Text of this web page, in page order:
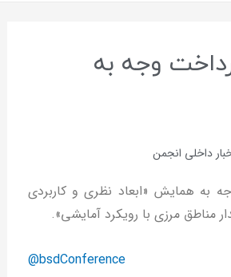
وجه به
داخلی انجمن
به همایش «ابعاد نظری و کاربردی
مناطق مرزی با رویکرد آمایشی».
@bsdConference